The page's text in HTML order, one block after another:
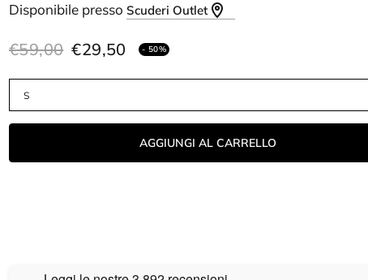
Disponibile pressoScuderi Outlet
€59,00 €29,50 - 50%
AGGIUNGI AL CARRELLO